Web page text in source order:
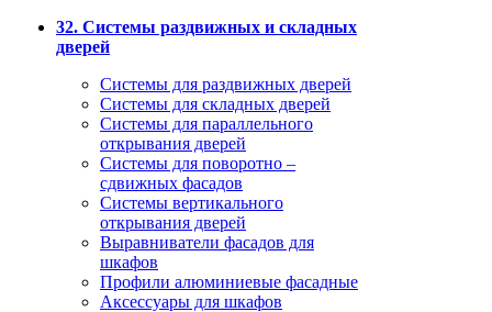
32. Системы раздвижных и складных
дверей
Системы для раздвижных дверей
Системы для складных дверей
Системы для параллельного
открывания дверей
Системы для поворотно –
сдвижных фасадов
Системы вертикального
открывания дверей
Выравниватели фасадов для
шкафов
Профили алюминиевые фасадные
Аксессуары для шкафов